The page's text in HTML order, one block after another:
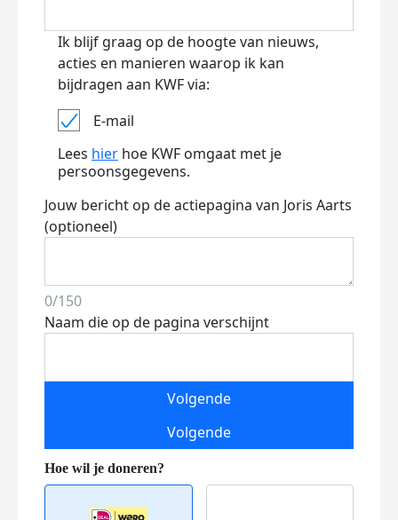
Ik blijf graag op de hoogte van nieuws,
acties en manieren waarop ik kan
bijdragen aan KWF via:
E-mail
Lees hier hoe KWF omgaat met je
persoonsgegevens.
Jouw bericht op de actiepagina van Joris Aarts
(optioneel)
0/150
Naam die op de pagina verschijnt
Volgende
Volgende